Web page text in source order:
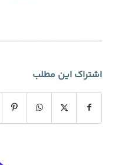
اشتراک این مطلب